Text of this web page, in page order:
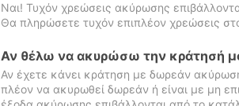
Ναι! Τυχόν χρεώσεις ακύρωσης
Θα πληρώσετε τυχόν επιπλέον χρεώσεις
Αν θέλω να ακυρώσω την κράτησή
Αν έχετε κάνει κράτηση με δωρεάν
πλέον να ακυρωθεί δωρεάν ή είναι με μη